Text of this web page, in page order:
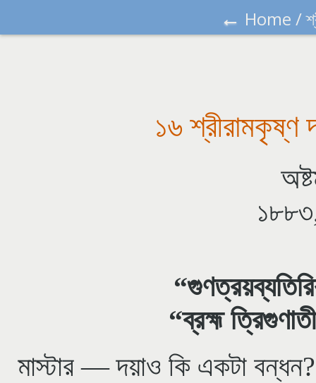
← Home /
১৬ শ্রীরামকৃষ্ণ
“ব্রহ্ম
মাস্টার — দয়াও কি একটা বন্ধন?